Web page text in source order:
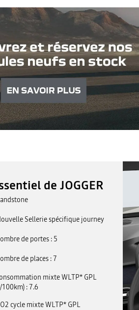
de JOGGER
Sellerie spécifique journey
de portes 5
de places 7
mixte WLTP* GPL
100km) 7.6
cycle mixte WLTP* GPL